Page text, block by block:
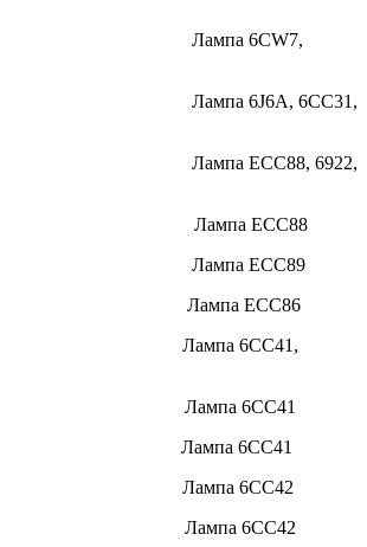
Лампа 6CW7,
Лампа 6J6A, 6CC31,
Лампа ECC88, 6922,
ЕВ Лампа ECC88
Лампа ECC89
Лампа ECC86
Лампа 6CC41,
ЕВ Лампа 6СС41
Е Лампа 6СС41
Лампа 6СС42
ЕВ Лампа 6СС42